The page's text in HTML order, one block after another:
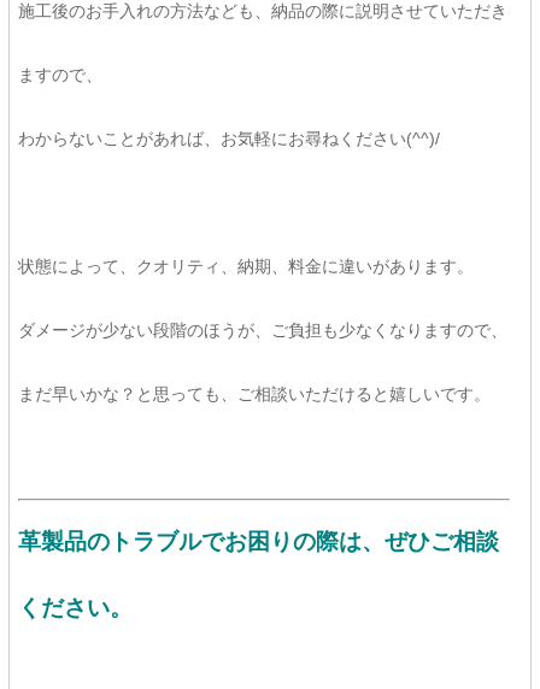
施工後のお手入れの方法なども、納品の際に説明させていただき
ますので、
わからないことがあれば、お気軽にお尋ねください(^^)/
状態によって、クオリティ、納期、料金に違いがあります。
ダメージが少ない段階のほうが、ご負担も少なくなりますので、
まだ早いかな？と思っても、ご相談いただけると嬉しいです。
革製品のトラブルでお困りの際は、ぜひご相談
ください。